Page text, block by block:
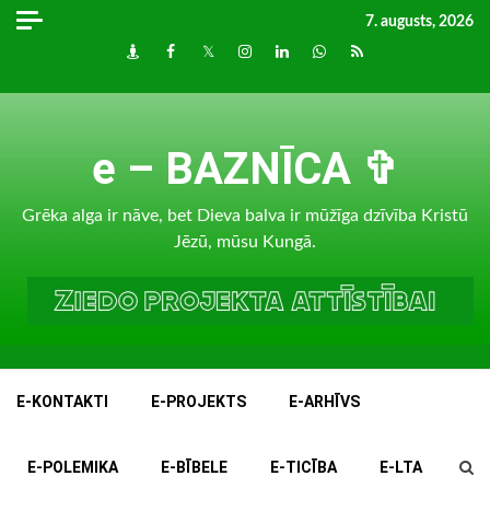
Skip
7. augusts, 2026
DraugiemFacebook
TwitterInstagram
LinkedInwhatsapp
RSS
e – BAZNĪCA ✞
Grēka alga ir nāve, bet Dieva balva ir mūžīga dzīvība Kristū
Jēzū, mūsu Kungā.
E-KONTAKTI E-PROJEKTS E-ARHĪVS
E-POLEMIKA E-BĪBELE E-TICĪBA E-LTA